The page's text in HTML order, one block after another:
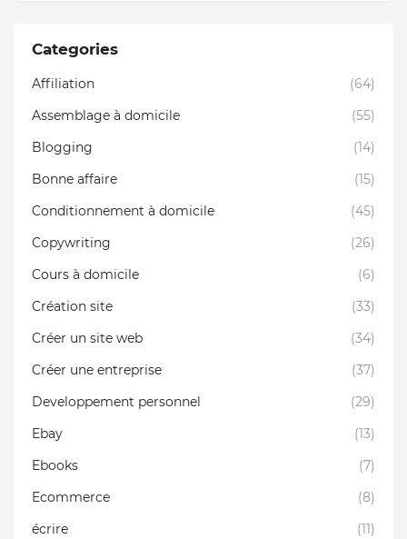
Categories
Affiliation
(64)
Assemblage à domicile
(55)
Blogging
(14)
Bonne affaire
(15)
Conditionnement à domicile
(45)
Copywriting
(26)
Cours à domicile
(6)
Création site
(33)
Créer un site web
(34)
Créer une entreprise
(37)
Developpement personnel
(29)
Ebay
(13)
Ebooks
(7)
Ecommerce
(8)
écrire
(11)